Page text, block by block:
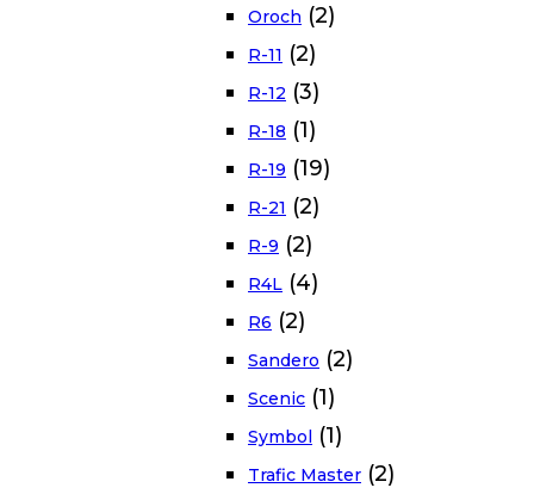
Oroch (2)
R-11 (2)
R-12 (3)
R-18 (1)
R-19 (19)
R-21 (2)
R-9 (2)
R4L (4)
R6 (2)
Sandero (2)
Scenic (1)
Symbol (1)
Trafic Master (2)